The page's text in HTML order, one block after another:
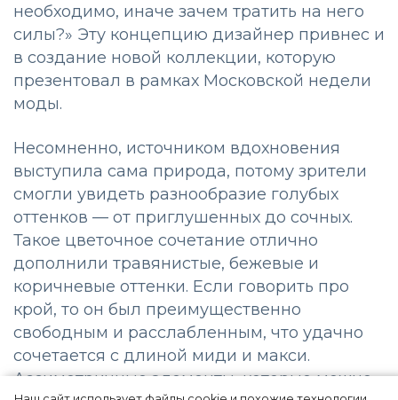
необходимо, иначе зачем тратить на него
силы?» Эту концепцию дизайнер привнес и
в создание новой коллекции, которую
презентовал в рамках Московской недели
моды.
Несомненно, источником вдохновения
выступила сама природа, потому зрители
смогли увидеть разнообразие голубых
оттенков — от приглушенных до сочных.
Такое цветочное сочетание отлично
дополнили травянистые, бежевые и
коричневые оттенки. Если говорить про
крой, то он был преимущественно
свободным и расслабленным, что удачно
сочетается с длиной миди и макси.
Ассиметричные элементы, которые можно